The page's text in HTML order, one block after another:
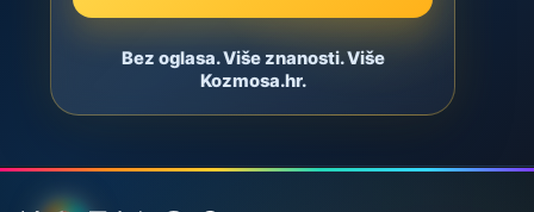
Bez oglasa. Više znanosti. Više
Kozmosa.hr.